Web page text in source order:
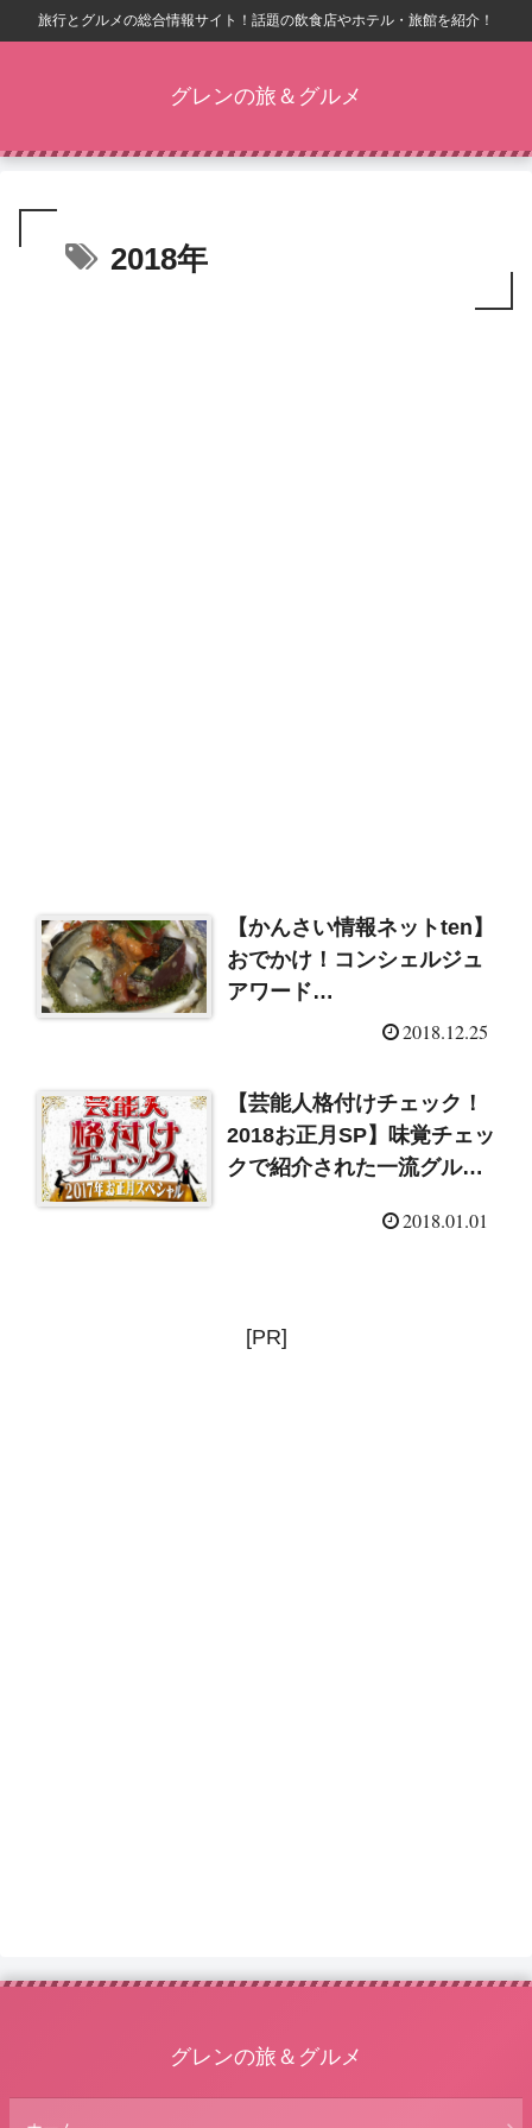
旅行とグルメの総合情報サイト！話題の飲食店やホテル・旅館を紹介！
グレンの旅＆グルメ
2018年
【かんさい情報ネットten】
おでかけ！コンシェルジュ
アワード
2018（2018/12/25）2018.12.25
【芸能人格付けチェック！
2018お正月SP】味覚チェッ
クで紹介された一流グルメ
2018.01.01
[PR]
グレンの旅＆グルメ